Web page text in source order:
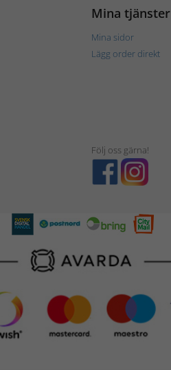
Mina tjänster
Mina sidor
Lägg order direkt
Följ oss gärna!